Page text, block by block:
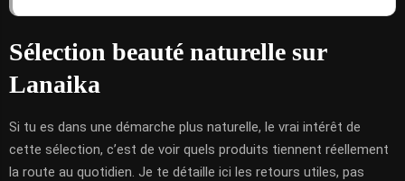
Sélection beauté naturelle sur
Lanaika
Si tu es dans une démarche plus naturelle, le vrai intérêt de
cette sélection, c’est de voir quels produits tiennent réellement
la route au quotidien. Je te détaille ici les retours utiles, pas